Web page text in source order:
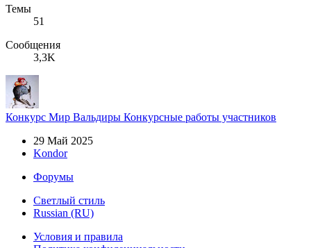
Темы
51
Сообщения
3,3K
Конкурс Мир Вальдиры Конкурсные работы участников
29 Май 2025
Kondor
Форумы
Светлый стиль
Russian (RU)
Условия и правила